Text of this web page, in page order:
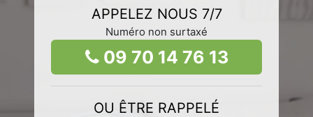
APPELEZ NOUS 7/7
Numéro non surtaxé
09 70 14 76 13
OU ÊTRE RAPPELÉ